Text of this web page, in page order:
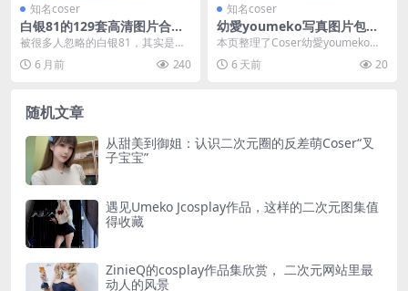
知名coser
白银81的129套高清图片合
集，这位COSER兼主播你了解
吗
被很多人忽略的白银81，其实是圈
里的宝藏博主 之前和大家聊过COS
圈的迷之呆梨，...
6 月前 240
知名coser
幼愛youmeko写真图片包合
集 高颜值COSPLAY美图持续
更新
本页整理了Coser幼愛youmeko的
写真图片包合集，收录多张高颜值C
OSPL...
6 天前 20
随机文章
从甜美到御姐：认识二次元圈的反差萌Coser“叉
子宝宝”
遇见Umeko Jcosplay作品，这样的二次元图集值
得收藏
ZinieQ的cosplay作品集欣赏， 二次元网站里最
动人的风景